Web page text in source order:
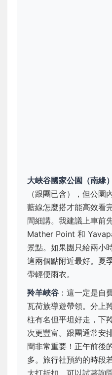
大峽谷國家公園（南緣）
（跟團已含），但公園
藍線怎麼搭才能高效看
間細講。我建議上車前
Mather Point 和
景點。如果團只給兩小
這兩個點附近最好。夏
帶輕便雨衣。
羚羊峽谷 ：這一定是自
瓦荷族導遊帶領。分上
柱有名但平坦好走，下
次更豐富。跟團通常安
間非常重要！正午前後
多。旅行社預約的時段